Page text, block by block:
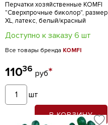
Перчатки хозяйственные KOMFI
"Сверхпрочные биколор", размер
XL, латекс, белый/красный
Доступно к заказу 6 шт
Все товары бренда KOMFI
11036 руб*
шт
В КОРЗИНУ